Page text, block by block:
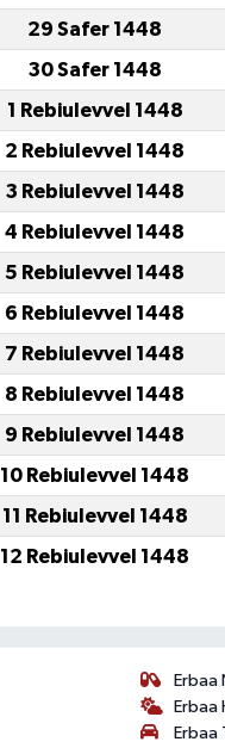
29 Safer 1448
30 Safer 1448
1 Rebiulevvel 1448
2 Rebiulevvel 1448
3 Rebiulevvel 1448
4 Rebiulevvel 1448
5 Rebiulevvel 1448
6 Rebiulevvel 1448
7 Rebiulevvel 1448
8 Rebiulevvel 1448
9 Rebiulevvel 1448
10 Rebiulevvel 1448
11 Rebiulevvel 1448
12 Rebiulevvel 1448
Erbaa
Erbaa
Erbaa